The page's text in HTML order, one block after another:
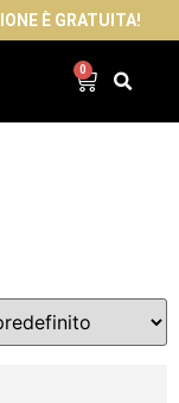
È GRATUITA!
0